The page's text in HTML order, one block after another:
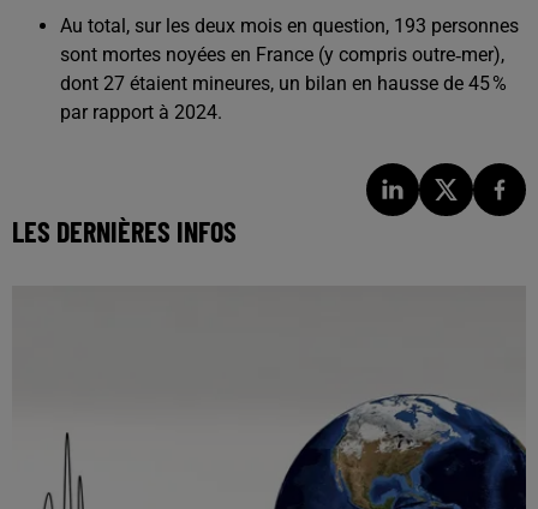
Au total, sur les deux mois en question, 193 personnes
sont mortes noyées en France (y compris outre‑mer),
dont 27 étaient mineures, un bilan en hausse de 45 %
par rapport à 2024.
LES DERNIÈRES INFOS